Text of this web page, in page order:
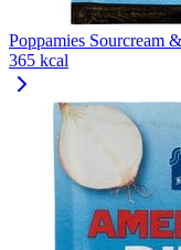
Poppamies Sourcream
365 kcal